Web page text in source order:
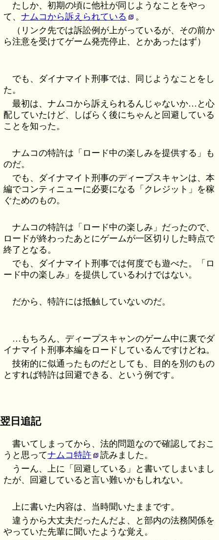
たしか、初期の頃に他社が同じようなことをやっ
て、ナムコから訴えられている
。
（リンク先では訴訟例が上がっているが、その前か
ら注意を受けてゲーム発売停止、とかあったはず）
でも、ダイナマイト刑事では、同じようなことをし
た。
最初は、ナムコから訴えられるんじゃないか…と心
配していたけど、しばらく後にちゃんと回避している
ことを知った。
ナムコの特許は「ロード中の楽しみを提供する」も
のだ。
でも、ダイナマイト刑事のディープスキャンは、本
編でコンティニューに必要になる「クレジット」を稼
ぐためのもの。
ナムコの特許は「ロード中の楽しみ」だったので、
ロードが終わったあとにゲームが一区切りした時点で
終了となる。
でも、ダイナマイト刑事では何度でも遊べた。「ロ
ード中の楽しみ」を提供しているわけではない。
だから、特許には抵触していないのだ。
…もちろん、ディープスキャンのゲーム中に裏でダ
イナマイト刑事本編をロードしているんですけどね。
技術的に似通ったものだとしても、目的を別のもの
とすれば特許は回避できる、という例です。
翌日追記
書いてしまってから、法的問題なので確認しておこ
うと思ってナムコ特許
読みました。
うーん、上に「回避している」と書いてしまいまし
たが、回避していると言い難いかもしれない。
上に書いた内容は、当時聞いたままです。
違うから大丈夫だったんだよ、と部内の法務関係を
やっていた先輩に聞いたような覚え。